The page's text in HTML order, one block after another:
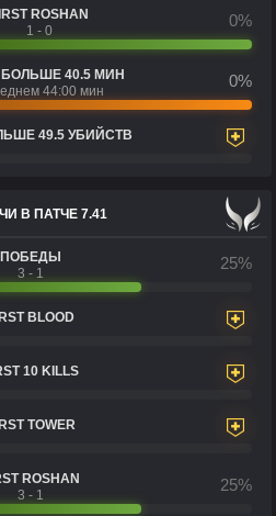
ROSHAN
1 - 0
0%
БОЛЬШЕ 40.5 МИН
44:00 мин
0%
49.5 УБИЙСТВ
В ПАТЧЕ 7.41
ПОБЕДЫ
3 - 1
25%
BLOOD
10 KILLS
TOWER
ROSHAN
3 - 1
25%